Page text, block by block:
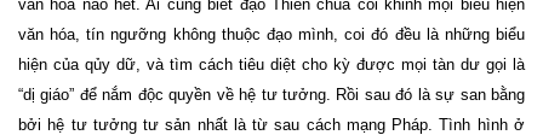
văn hóa nào hết. Ai cũng biết đạo Thiên chúa coi khinh mọi biểu hiện
văn hóa, tín ngưỡng không thuộc đạo mình, coi đó đều là những biểu
hiện của qủy dữ, và tìm cách tiêu diệt cho kỳ được mọi tàn dư gọi là
“dị giáo” để nắm độc quyền về hệ tư tưởng. Rồi sau đó là sự san bằng
bởi hệ tư tưởng tư sản nhất là từ sau cách mạng Pháp. Tình hình ở